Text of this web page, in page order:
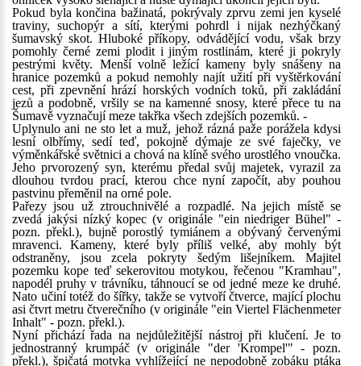
Pokud byla končina bažinatá, pokrývaly zprvu zemi jen kyselé
traviny, suchopýr a sítí, kterými pohrdl i nijak nezhýčkaný
šumavský skot. Hluboké příkopy, odvádějící vodu, však brzy
pomohly černé zemi plodit i jiným rostlinám, které ji pokryly
pestrými květy. Menší volně ležící kameny byly snášeny na
hranice pozemků a pokud nemohly najít užití při vyštěrkování
cest, při zpevnění hrází horských vodních toků, při zakládání
jezů a podobně, vršily se na kamenné snosy, které přece tu na
Šumavě vyznačují meze takřka všech zdejších pozemků. -
Uplynulo ani ne sto let a muž, jehož rázná paže porážela kdysi
lesní olbřímy, sedí teď, pokojně dýmaje ze své faječky, ve
výměnkářské světnici a chová na klíně svého urostlého vnoučka.
Jeho prvorozený syn, kterému předal svůj majetek, vyrazil za
dlouhou tvrdou prací, kterou chce nyní započít, aby pouhou
pastvinu přeměnil na orné pole.
Pařezy jsou už ztrouchnivělé a rozpadlé. Na jejich místě se
zvedá jakýsi nízký kopec (v originále "ein niedriger Bühel" -
pozn. překl.), bujně porostlý tymiánem a obývaný červenými
mravenci. Kameny, které byly příliš velké, aby mohly být
odstraněny, jsou zcela pokryty šedým lišejníkem. Majitel
pozemku kope teď sekerovitou motykou, řečenou "Kramhau",
napodél pruhy v trávníku, táhnoucí se od jedné meze ke druhé.
Nato učiní totéž do šířky, takže se vytvoří čtverce, mající plochu
asi čtvrt metru čtverečního (v originále "ein Viertel Flächenmeter
Inhalt" - pozn. překl.).
Nyní přichází řada na nejdůležitější nástroj při klučení. Je to
jednostranný krumpáč (v originále "der 'Krompel'" - pozn.
překl.), špičatá motyka vyhlížející ne nepodobně zobáku ptáka